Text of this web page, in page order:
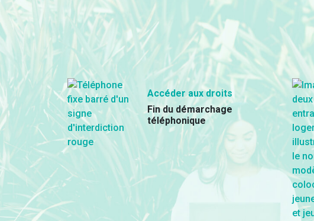
Accéder aux droits
Fin du démarchage
téléphonique